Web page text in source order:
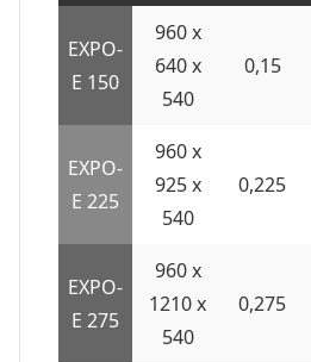
EXPO-
E 150
960 x
640 x
540
0,15
EXPO-
E 225
960 x
925 x
540
0,225
EXPO-
E 275
960 x
1210 x
540
0,275